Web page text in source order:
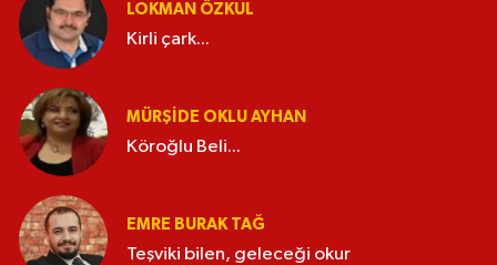
LOKMAN ÖZKUL
Kirli çark...
MÜRŞIDE OKLU AYHAN
Köroğlu Beli...
EMRE BURAK TAĞ
Teşviki bilen, geleceği okur